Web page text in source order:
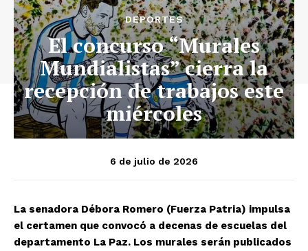
DEPORTES
El concurso “Murales
Mundialistas” cierra la
recepción de trabajos este
miércoles
6 de julio de 2026
La senadora Débora Romero (Fuerza Patria) impulsa
el certamen que convocó a decenas de escuelas del
departamento La Paz. Los murales serán publicados